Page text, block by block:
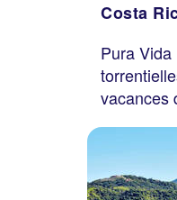
Costa
Pura
vacances